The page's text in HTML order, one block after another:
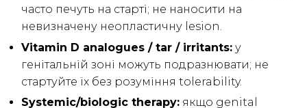
часто печуть на старті; не наносити на
невизначену неопластичну lesion.
Vitamin D analogues / tar / irritants: у
генітальній зоні можуть подразнювати; не
стартуйте їх без розуміння tolerability.
Systemic/biologic therapy: якщо genital